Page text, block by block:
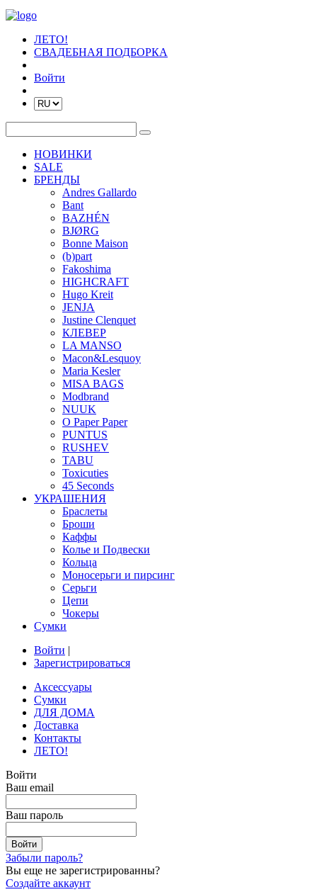
ЛЕТО!
СВАДЕБНАЯ ПОДБОРКА
Войти
НОВИНКИ
SALE
БРЕНДЫ
Andres Gallardo
Bant
BAZHÉN
BJØRG
Bonne Maison
(b)part
Fakoshima
HIGHCRAFT
Hugo Kreit
JENJA
Justine Clenquet
КЛЕВЕР
LA MANSO
Macon&Lesquoy
Maria Kesler
MISA BAGS
Modbrand
NUUK
O Paper Paper
PUNTUS
RUSHEV
TABU
Toxicuties
45 Seconds
УКРАШЕНИЯ
Браслеты
Броши
Каффы
Колье и Подвески
Кольца
Моносерьги и пирсинг
Серьги
Цепи
Чокеры
Сумки
Войти |
Зарегистрироваться
Аксессуары
Сумки
ДЛЯ ДОМА
Доставка
Контакты
ЛЕТО!
Войти
Ваш email
Ваш пароль
Забыли пароль?
Вы еще не зарегистрированны?
Создайте аккаунт